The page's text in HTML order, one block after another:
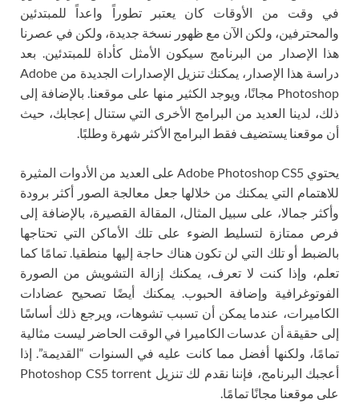
في وقت من الأوقات كان يعتبر تطوراً واعداً للمبتدئين
والمحترفين، ولكن الآن مع ظهور نسخة جديدة، ولكن في عصرنا
هذا الإصدار من البرنامج سيكون الأمثل كأداة للمبتدئين. بعد
دراسة هذا الإصدار، يمكنك تنزيل الإصدارات الجديدة من Adobe
Photoshop مجانًا، ويوجد الكثير منها على موقعنا. بالإضافة إلى
ذلك، لدينا العديد من البرامج الأخرى التي ستنال إعجابك، حيث
أن موقعنا يستضيف فقط البرامج الأكثر شهرة وطلبًا.
يحتوي Adobe Photoshop CS5 على العديد من الأدوات المثيرة
للاهتمام التي يمكنك من خلالها جعل معالجة الصور أكثر برودة
وأكثر جمالا، على سبيل المثال، المقالة القصيرة، بالإضافة إلى
فرص ممتازة لتسليط الضوء على تلك الأماكن التي تحتاجها
بالضبط أو تلك التي لن تكون هناك حاجة إليها منطقيا. تمامًا كما
تعلم، وإذا كنت لا تعرف، يمكنك إزالة التشويش من الصورة
الفوتوغرافية وإضافة الحبوب. يمكنك أيضًا تصحيح عضادات
الكاميرات، عندما يمكن أن تسبب تشوهات، ويرجع ذلك أساسًا
إلى حقيقة أن عدسات الكاميرا في الوقت الحاضر ليست مثالية
تمامًا، ولكنها أفضل مما كانت عليه في السنوات “القديمة”. إذا
أعجبك البرنامج، فإننا نقدم لك تنزيل Photoshop CS5 torrent
على موقعنا مجانًا تمامًا.